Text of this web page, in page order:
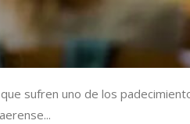
sufren uno de los